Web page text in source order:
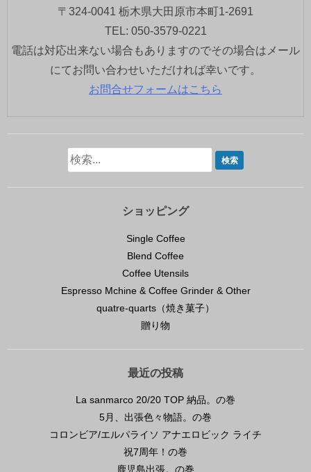
〒324-0041 栃木県大田原市本町1-2691
TEL: 050-3579-0221
電話は対応出来ない場合もありますのでその場合はメール
にてお問い合わせいただければ幸いです。
お問合せフォームはこちら
ショッピング
Single Coffee
Blend Coffee
Coffee Utensils
Espresso Mchine & Coffee Grinder & Other
quatre-quarts（焼き菓子）
贈り物
最近の投稿
La sanmarco 20/20 TOP 納品。の巻
5月、出張色々物語。の巻
コロンビア/エルパライソ アナエロビック ライチ
祝7周年！の巻
鹿児島出張。の巻